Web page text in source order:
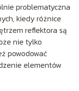
problematyczna
kiedy różnice
reflektora są
nie tylko
powodować
elementów